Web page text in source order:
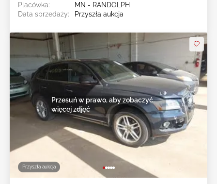
Placówka:
MN - RANDOLPH
Data sprzedaży:
Przyszła aukcja
Przyszła aukcja
Przesuń w prawo, aby zobaczyć
więcej zdjęć